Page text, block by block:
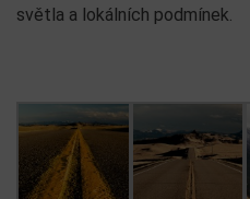
světla a lokálních podmínek.